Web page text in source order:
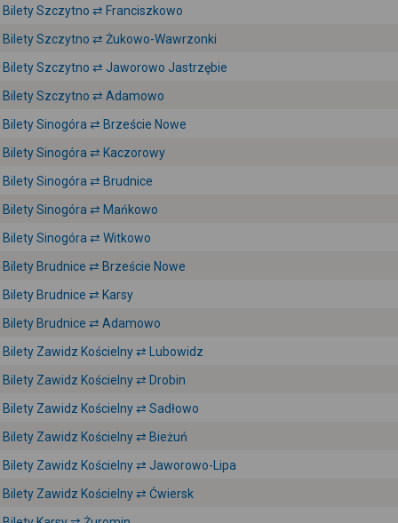
Bilety Szczytno ⇄ Franciszkowo
Bilety Szczytno ⇄ Żukowo-Wawrzonki
Bilety Szczytno ⇄ Jaworowo Jastrzębie
Bilety Szczytno ⇄ Adamowo
Bilety Sinogóra ⇄ Brzeście Nowe
Bilety Sinogóra ⇄ Kaczorowy
Bilety Sinogóra ⇄ Brudnice
Bilety Sinogóra ⇄ Mańkowo
Bilety Sinogóra ⇄ Witkowo
Bilety Brudnice ⇄ Brzeście Nowe
Bilety Brudnice ⇄ Karsy
Bilety Brudnice ⇄ Adamowo
Bilety Zawidz Kościelny ⇄ Lubowidz
Bilety Zawidz Kościelny ⇄ Drobin
Bilety Zawidz Kościelny ⇄ Sadłowo
Bilety Zawidz Kościelny ⇄ Bieżuń
Bilety Zawidz Kościelny ⇄ Jaworowo-Lipa
Bilety Zawidz Kościelny ⇄ Ćwiersk